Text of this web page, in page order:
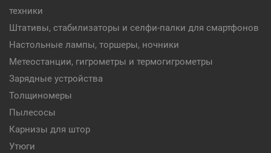
техники
Штативы, стабилизаторы и селфи-палки для смартфонов
Настольные лампы, торшеры, ночники
Метеостанции, гигрометры и термогигрометры
Зарядные устройства
Толщиномеры
Пылесосы
Карнизы для штор
Утюги